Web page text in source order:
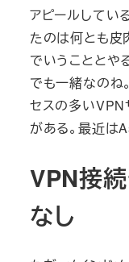
アピールしてい
たのは何とも皮
でいうこととや
でも一緒なのね
セスの多いVPN
がある。最近は
VPN接
なし